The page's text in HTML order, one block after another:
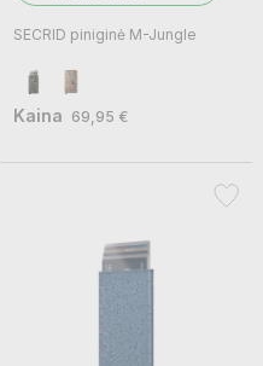
SECRID piniginė M-Jungle
Kaina 69,95 €